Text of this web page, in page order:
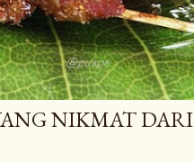
NIKMAT DARI